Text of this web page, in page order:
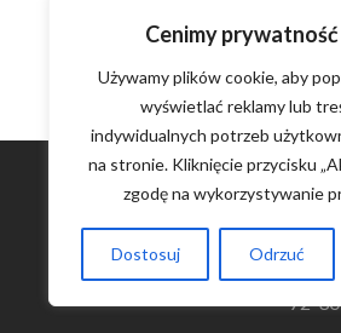
Cenimy
Używamy plików cookie, aby
wyświetlać reklamy lub
indywidualnych potrzeb
na stronie. Kliknięcie przycisku
zgodę na wykorzystywanie
Dostosuj Odrzuć
72-